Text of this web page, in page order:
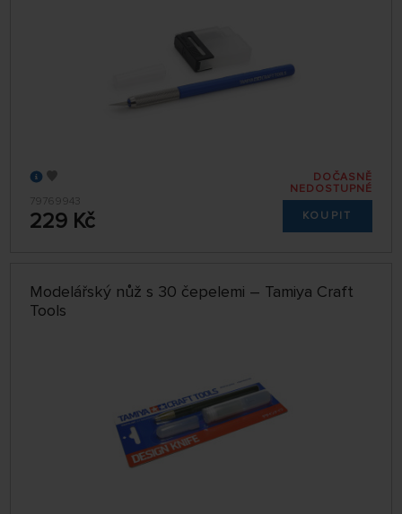
79769943
229 Kč
DOČASNĚ
NEDOSTUPNÉ
KOUPIT
Modelářský nůž s 30 čepelemi – Tamiya Craft
Tools